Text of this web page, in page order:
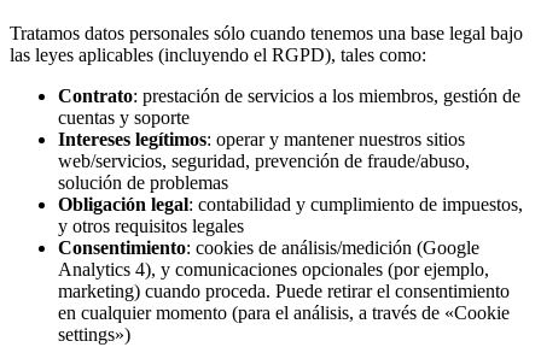
Tratamos datos personales sólo cuando tenemos una base legal bajo
las leyes aplicables (incluyendo el RGPD), tales como:
Contrato: prestación de servicios a los miembros, gestión de
cuentas y soporte
Intereses legítimos: operar y mantener nuestros sitios
web/servicios, seguridad, prevención de fraude/abuso,
solución de problemas
Obligación legal: contabilidad y cumplimiento de impuestos,
y otros requisitos legales
Consentimiento: cookies de análisis/medición (Google
Analytics 4), y comunicaciones opcionales (por ejemplo,
marketing) cuando proceda. Puede retirar el consentimiento
en cualquier momento (para el análisis, a través de «Cookie
settings»)